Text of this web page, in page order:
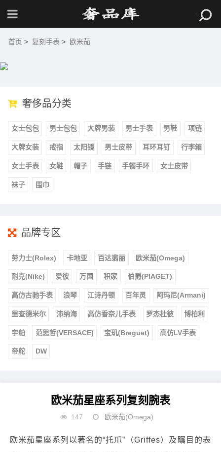
首页 > 复刻手表 > 欧米茄
奢侈品分类
女士包包 男士包包 大牌男装 男士手表 男鞋 项链
大牌女装 戒指 太阳镜 男士皮带 耳环耳钉 行李箱
女士手表 女鞋 帽子 手链 手镯手环 女士皮带
袜子 围巾
品牌专区
劳力士(Rolex) 卡地亚 百达翡丽 欧米茄(Omega)
耐克(Nike) 爱彼 万国 积家 伯爵(PIAGET)
高仿古驰手表 浪琴 江诗丹顿 百年灵 阿玛尼(Armani)
里查德米尔 沛纳海 高仿香奈儿手表 罗杰杜彼 博柏利
宇舶 范思哲(VERSACE) 宝玑(Breguet) 高仿LV手表
帝舵 DW
欧米茄星座系列复刻腕表
147 欧米茄(Omega)
欧米茄星座系列以著名的“托爪”（Griffes）及瞩目的表